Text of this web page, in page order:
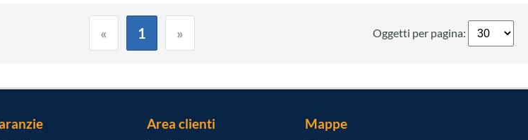
« 1 » Oggetti per pagina:
Area clienti Mappe